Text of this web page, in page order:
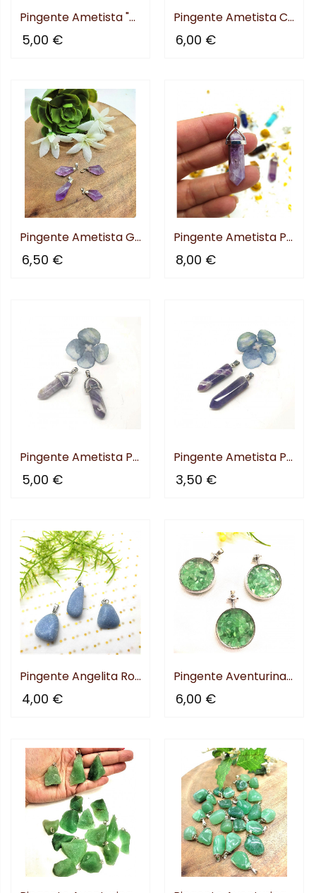
Pingente Ametista "Pontiagudo"
5,00 €
Pingente Ametista Chip
6,00 €
Pingente Ametista Gota
6,50 €
Pingente Ametista Ponta...
8,00 €
Pingente Ametista Ponta...
5,00 €
Pingente Ametista Ponta...
3,50 €
Pingente Angelita Rolada
4,00 €
Pingente Aventurina/Quartzo...
6,00 €